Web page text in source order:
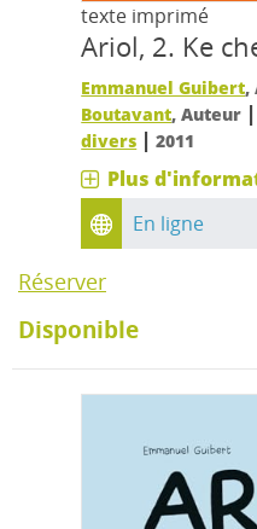
texte imprimé
Ariol, 2. Ke
Emmanuel Guibert,
Boutavant, Auteur |
divers |2011
Plus
En ligne
Réserver
Disponible